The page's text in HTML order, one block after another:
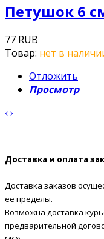
Петушок 6
77 RUB
Товар: нет в
Отложить
Просмотр
‹›
Доставка и оплата
Доставка заказов
ее пределы.
Возможна доставка
предварительной